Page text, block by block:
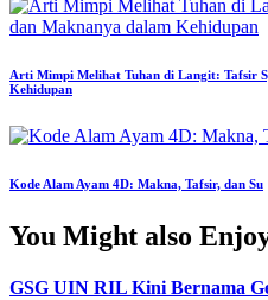
Arti Mimpi Melihat Tuhan di Langit: Tafsir
Kehidupan
Kode Alam Ayam 4D: Makna, Tafsir, dan Su
You Might also
GSG UIN RIL Kini Bernama